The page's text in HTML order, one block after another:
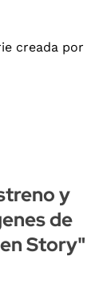
y
de
Story"